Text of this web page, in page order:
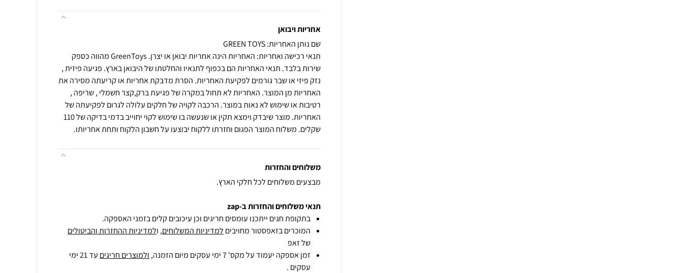
אחריות ויבואן
שם נותן האחריות: GREEN TOYS
תנאי רכישה ואחריות: האחריות הינה אחריות יבואן או יצרן. GreenToys מהווה כספק
שירות בלבד. תנאי האחריות הם בכפוף לתנאיו והחלטתו של היבואן בארץ. פגיעה פיזית ,
נזק פיזי או שבר גורמים לפקיעת האחריות. הסרת מדבקת אחריות או קריעתה מסירה את
האחריות מן המוצר. האחריות לא תחול במקרה של פגיעת ברק,קצר חשמלי , שריפה ,
רטיבות או שימוש לא נאות במוצר. הרכבה לקויה של חלקים עלולה לגרום לפקיעתה של
האחריות. מוצר שיבדק וימצא תקין או שנעשה בו שימוש לקוי יחוייב בדמי בדיקה של 110
שקלים. משלוח המוצר הפגום וחזרתו ללקוח יבוצעו על חשבון הלקוח ותחת אחריותו.
משלוחים והחזרות
מבצעים משלוחים לכל חלקי הארץ.
תנאי משלוחים והחזרות ב-zap
בתקופת חגים ייתכנו עומסים חריגים וכן עיכובים קלים בזמני האספקה.
המוכרים בזאפסטור מחויבים למדיניות המשלוחים, ולמדיניות ההחזרות והביטולים
של זאפ
זמן אספקה יעמוד על מקס' 7 ימי עסקים מיום הזמנה,
ולמוצרים חריגים
עד 21 ימי
עסקים .